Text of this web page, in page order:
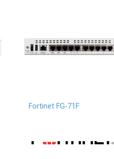
Fortinet FG-71F